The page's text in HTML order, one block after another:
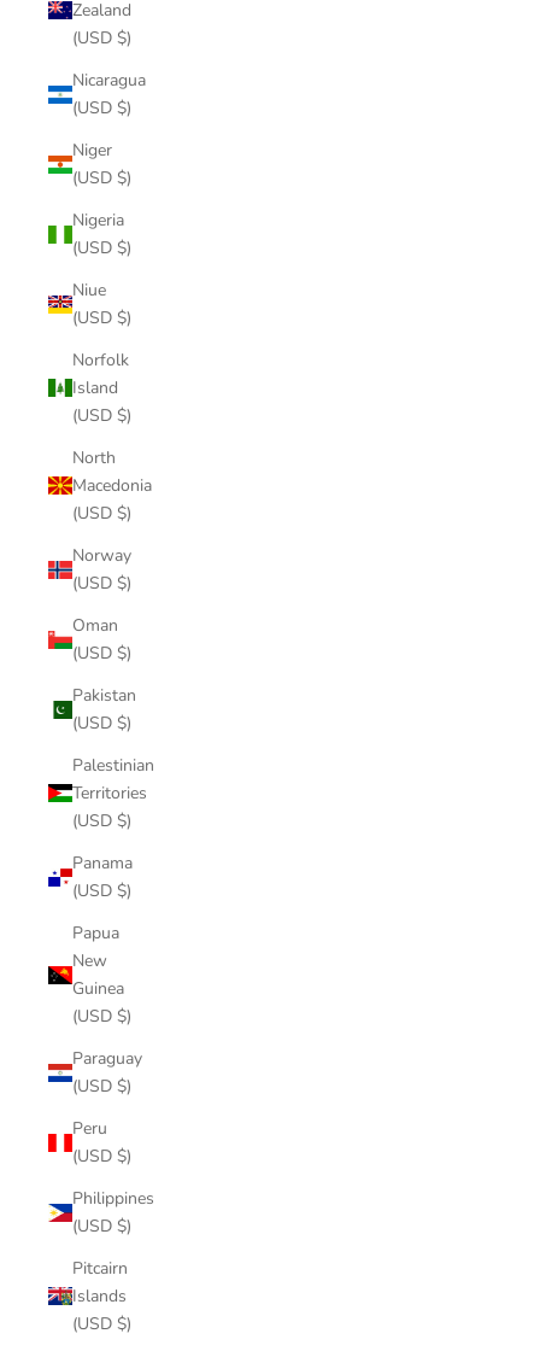
Zealand
(USD $)
Nicaragua
(USD $)
Niger
(USD $)
Nigeria
(USD $)
Niue
(USD $)
Norfolk
Island
(USD $)
North
Macedonia
(USD $)
Norway
(USD $)
Oman
(USD $)
Pakistan
(USD $)
Palestinian
Territories
(USD $)
Panama
(USD $)
Papua
New
Guinea
(USD $)
Paraguay
(USD $)
Peru
(USD $)
Philippines
(USD $)
Pitcairn
Islands
(USD $)